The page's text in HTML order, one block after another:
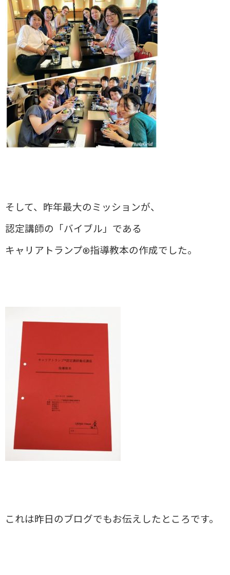
そして、昨年最大のミッションが、
認定講師の「バイブル」である
キャリアトランプ®指導教本の作成でした。
これは昨日のブログでもお伝えしたところです。